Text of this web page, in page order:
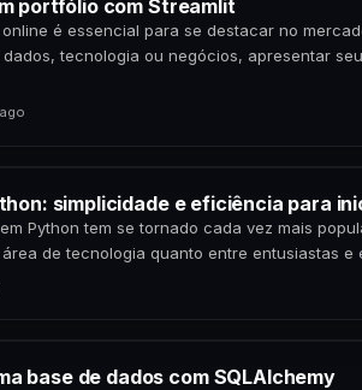
portfólio com Streamlit
é essencial para se destacar no
tecnologia ou negócios, apresentar
simplicidade e eficiência para
Python tem se tornado cada vez mais
de tecnologia quanto entre entusiastas e
base de dados com SQLAlchemy